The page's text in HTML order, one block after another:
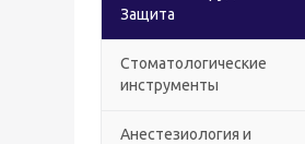
Защита
Стоматологические
инструменты
Анестезиология и